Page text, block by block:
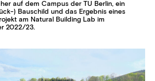
auf dem Campus der TU Berlin, ein
) Bauschild und das Ergebnis eines
am Natural Building Lab im
2022/23.